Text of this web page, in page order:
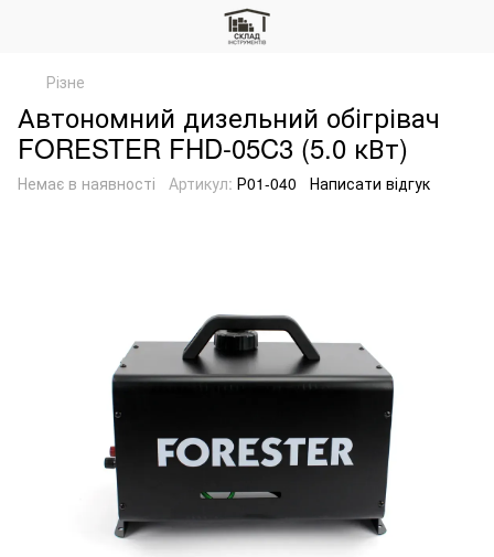
Різне
Автономний дизельний обігрівач
FORESTER FHD-05C3 (5.0 кВт)
Немає в наявності Артикул: Р01-040 Написати відгук